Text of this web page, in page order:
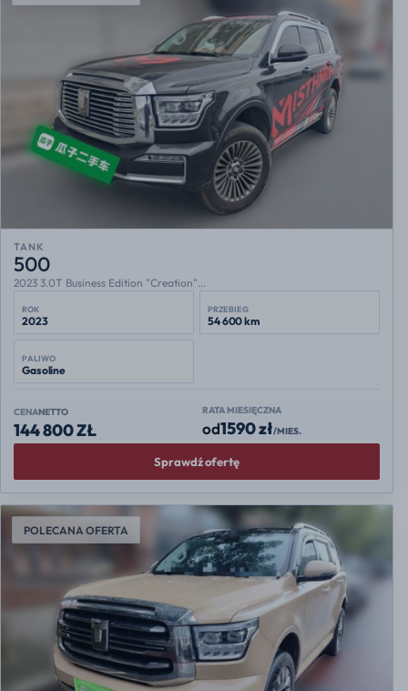
TANK
500
2023 3.0T Business Edition "Creation"...
ROK
2023
PRZEBIEG
54 600 km
PALIWO
Gasoline
CENANETTO
144 800 ZŁ
RATA MIESIĘCZNA
od1590 zł/MIES.
Sprawdź ofertę
POLECANA OFERTA